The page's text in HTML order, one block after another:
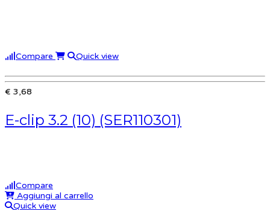
Compare Quick view
€ 3,68
E-clip 3.2 (10) (SER110301)
Compare
Aggiungi al carrello
Quick view